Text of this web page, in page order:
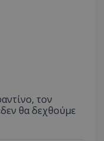
τον
θα δεχθούμε